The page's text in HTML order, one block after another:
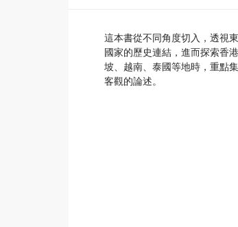
這本書從不同角度切入，透視
國家的歷史連結，進而探索香
坡、越南、泰國等地時，重點
客觀的論述。